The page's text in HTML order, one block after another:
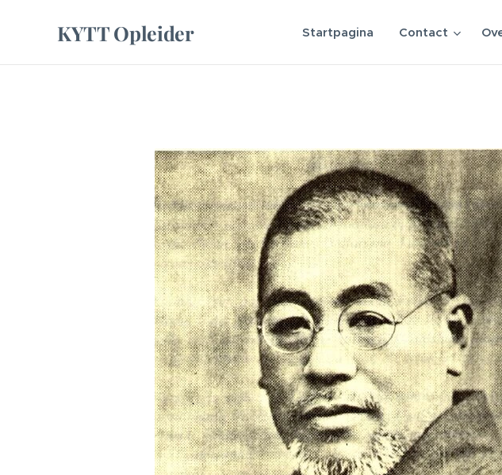
KYTT Opleider Startpagina Contact